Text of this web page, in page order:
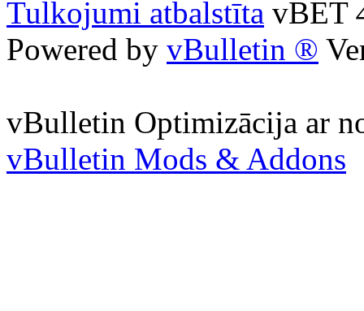
Tulkojumi atbalstīta vBET
Powered by vBulletin ®
vBulletin Optimizācija ar
vBulletin Mods & Addons